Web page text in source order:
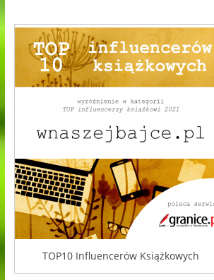
TOP10 Influencerów Książkowych